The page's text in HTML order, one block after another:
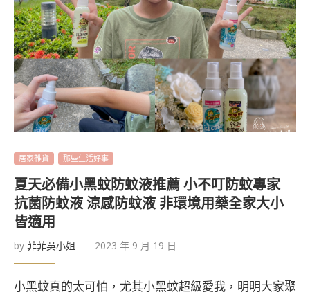
居家雜貨 那些生活好事
夏天必備小黑蚊防蚊液推薦 小不叮防蚊專家
抗菌防蚊液 涼感防蚊液 非環境用藥全家大小
皆適用
by 菲菲吳小姐 2023 年 9 月 19 日
小黑蚊真的太可怕，尤其小黑蚊超級愛我，明明大家聚